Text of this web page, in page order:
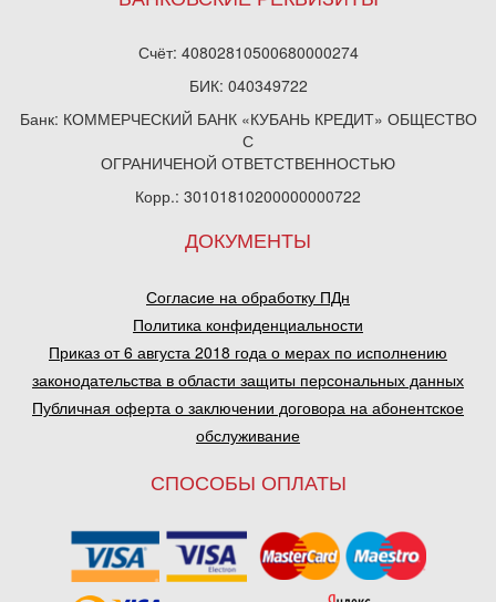
Счёт: 40802810500680000274
БИК: 040349722
Банк: КОММЕРЧЕСКИЙ БАНК «КУБАНЬ КРЕДИТ» ОБЩЕСТВО
С
ОГРАНИЧЕНОЙ ОТВЕТСТВЕННОСТЬЮ
Корр.: 30101810200000000722
ДОКУМЕНТЫ
Согласие на обработку ПДн
Политика конфиденциальности
Приказ от 6 августа 2018 года о мерах по исполнению
законодательства в области защиты персональных данных
Публичная оферта о заключении договора на абонентское
обслуживание
СПОСОБЫ ОПЛАТЫ